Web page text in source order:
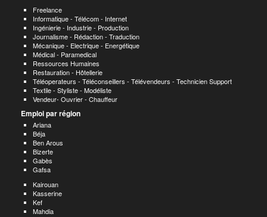
Freelance
Informatique - Télécom - Internet
Ingénierie - Industrie - Production
Journalisme - Rédaction - Traduction
Mécanique - Electrique - Energétique
Médical - Paramedical
Ressources Humaines
Restauration - Hôtellerie
Téléoperateurs - Téléconseillers - Télévendeurs - Technicien Support
Textile - Styliste - Modéliste
Vendeur- Ouvrier - Chauffeur
Emploi par région
Ariana
Béja
Ben Arous
Bizerte
Gabès
Gafsa
Kairouan
Kasserine
Kef
Mahdia